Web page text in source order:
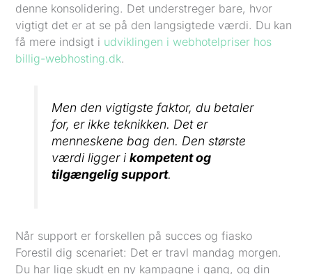
denne konsolidering. Det understreger bare, hvor
vigtigt det er at se på den langsigtede værdi. Du kan
få mere indsigt i udviklingen i webhotelpriser hos
billig-webhosting.dk.
Men den vigtigste faktor, du betaler
for, er ikke teknikken. Det er
menneskene bag den. Den største
værdi ligger i kompetent og
tilgængelig support.
Når support er forskellen på succes og fiasko
Forestil dig scenariet: Det er travl mandag morgen.
Du har lige skudt en ny kampagne i gang, og din